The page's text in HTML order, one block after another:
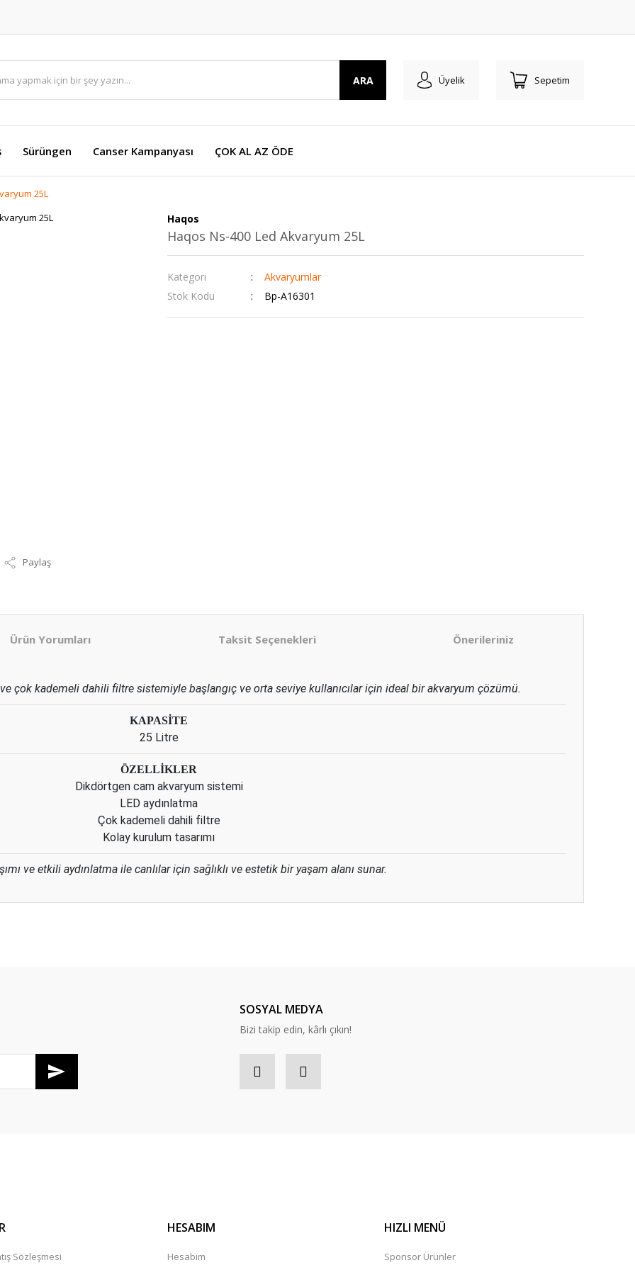
ARA Üyelik Sepetim
Sürüngen Canser Kampanyası ÇOK AL AZ ÖDE
25L
Paylaş
Haqos
Haqos Ns-400 Led Akvaryum 25L
Kategori
Akvaryumlar
Stok Kodu
Bp-A16301
Ürün Yorumları Taksit Seçenekleri Önerileriniz
ve çok kademeli dahili filtre sistemiyle başlangıç ve orta seviye kullanıcılar için ideal bir akvaryum çözümü.
KAPASİTE
25 Litre
ÖZELLİKLER
Dikdörtgen cam akvaryum sistemi
LED aydınlatma
Çok kademeli dahili filtre
Kolay kurulum tasarımı
ve etkili aydınlatma ile canlılar için sağlıklı ve estetik bir yaşam alanı sunar.
SOSYAL MEDYA
Bizi takip edin, kârlı çıkın!
Sözleşmesi
HESABIM
Hesabım
HIZLI MENÜ
Sponsor Ürünler